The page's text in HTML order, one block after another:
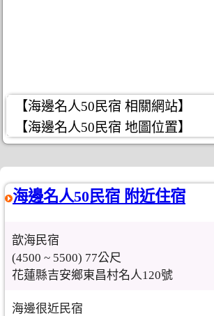
【海邊名人50民宿 相關網站】
【海邊名人50民宿 地圖位置】
海邊名人50民宿 附近住宿
歆海民宿
(4500 ~ 5500) 77公尺
花蓮縣吉安鄉東昌村名人120號
海邊很近民宿